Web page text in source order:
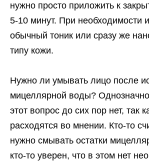
нужно просто приложить к
5-10 минут. При необходимости
обычный тоник или сразу же
типу кожи.
Нужно ли умывать лицо после
мицеллярной воды?
этот вопрос до сих пор нет, так
расходятся во мнении. Кто-то
нужно смывать остатки
кто-то уверен, что в этом нет